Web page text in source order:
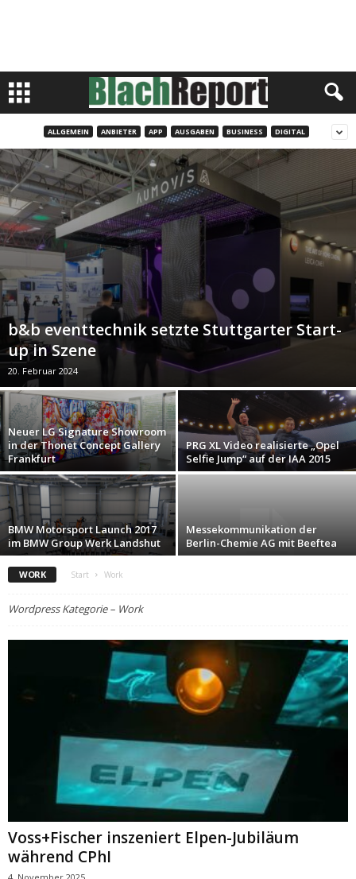
ALLGEMEIN ANBIETER APP AUSGABEN BUSINESS DIGITAL
b&b eventtechnik setzte Stuttgarter Start-
up in Szene
20. Februar 2024
Neuer LG Signature Showroom
in der Thonet Concept Gallery
Frankfurt
PRG XL Video realisierte „Opel
Selfie Jump“ auf der IAA 2015
BMW Motorsport Launch 2017
im BMW Group Werk Landshut
Messekommunikation der
Berlin-Chemie AG mit Beeftea
WORK Start Work
Wordpress Kategorie – Work
Voss+Fischer inszeniert Elpen-Jubiläum
während CPhI